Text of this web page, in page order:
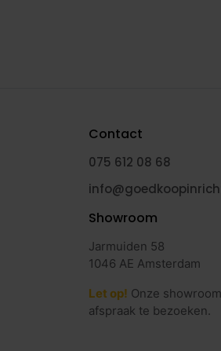
Contact
075 612 08 68
Showroom
Jarmuiden 58
1046 AE Amsterdam
Let op! Onze
afspraak te bezoeken.